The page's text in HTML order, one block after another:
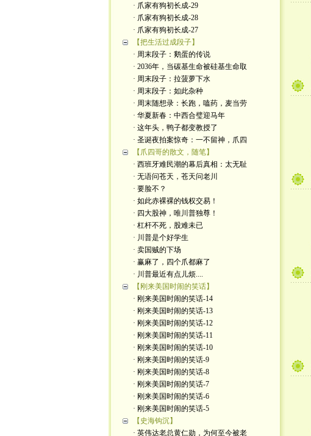
· 爪家有狗初长成-29
· 爪家有狗初长成-28
· 爪家有狗初长成-27
【把生活过成段子】
· 周末段子：鹅蛋的传说
· 2036年，当碳基生命被硅基生命取
· 周末段子：拉菠萝下水
· 周末段子：如此杂种
· 周末随想录：长跑，嗑药，麦当劳
· 华夏新春：中西合璧迎马年
· 这年头，鸭子都变教授了
· 圣诞夜拍案惊奇：一不留神，爪四
【爪四哥的散文，随笔】
· 西班牙难民潮的幕后真相：太无耻
· 无语问苍天，苍天问老川
· 要脸不？
· 如此赤裸裸的钱权交易！
· 四大股神，唯川普独尊！
· 杠杆不死，股难未已
· 川普是个好学生
· 卖国贼的下场
· 赢麻了，四个爪都麻了
· 川普最近有点儿烦....
【刚来美国时闹的笑话】
· 刚来美国时闹的笑话-14
· 刚来美国时闹的笑话-13
· 刚来美国时闹的笑话-12
· 刚来美国时闹的笑话-11
· 刚来美国时闹的笑话-10
· 刚来美国时闹的笑话-9
· 刚来美国时闹的笑话-8
· 刚来美国时闹的笑话-7
· 刚来美国时闹的笑话-6
· 刚来美国时闹的笑话-5
【史海钩沉】
· 英伟达老总黄仁勋，为何至今被老